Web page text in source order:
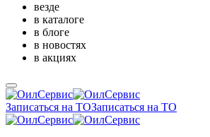
везде
в каталоге
в блоге
в новостях
в акциях
Записаться на ТОЗаписаться на ТО